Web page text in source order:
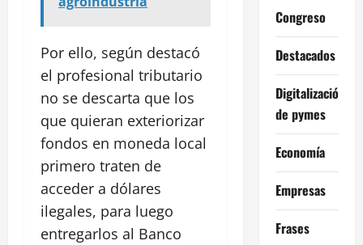
Por ello, según destacó
el profesional tributario
no se descarta que los
que quieran exteriorizar
fondos en moneda local
primero traten de
acceder a dólares
ilegales, para luego
entregarlos al Banco
Congreso
Destacados
Digitalización
de pymes
Economía
Empresas
Frases